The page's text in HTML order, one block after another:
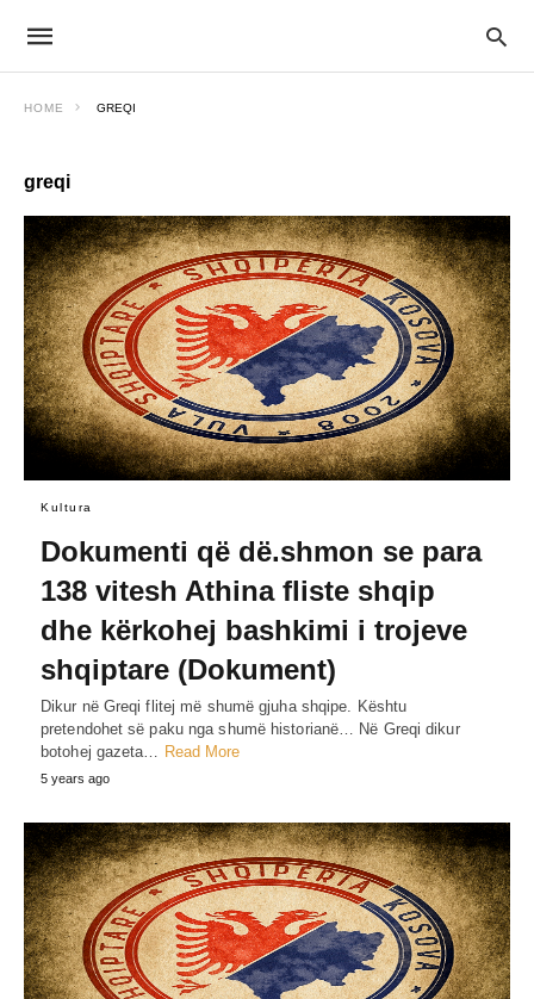
HOME GREQI
greqi
Kultura
Dokumenti që dë.shmon se para
138 vitesh Athina fliste shqip
dhe kërkohej bashkimi i trojeve
shqiptare (Dokument)
Dikur në Greqi flitej më shumë gjuha shqipe. Kështu
pretendohet së paku nga shumë historianë… Në Greqi dikur
botohej gazeta… Read More
5 years ago